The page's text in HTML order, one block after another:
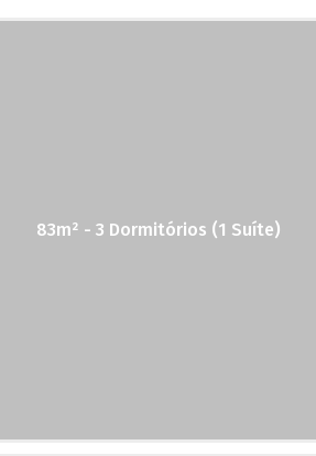
83m² - 3 Dormitórios (1 Suíte)